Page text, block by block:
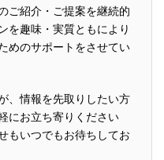
ご紹介・ご提案を継続的
を趣味・実質ともにより
めのサポートをさせてい
、情報を先取りしたい方
にお立ち寄りください
もいつでもお待ちしてお